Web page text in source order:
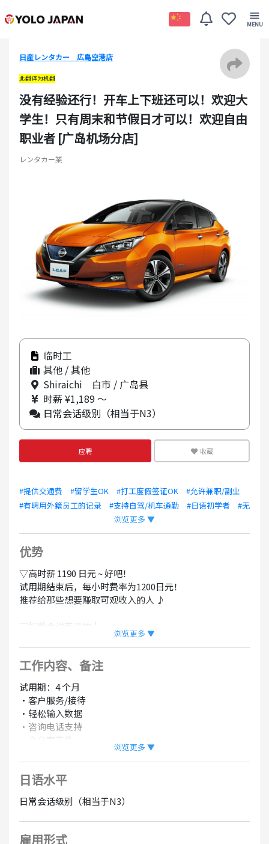
日産レンタカー 広島空港店
此翻译为机翻
没有经验还行！开车上下班还可以！欢迎大
学生！只有周末和节假日才可以！欢迎自由
职业者 [广岛机场分店]
レンタカー業
临时工
其他 / 其他
Shiraichi 白市 / 广岛县
时薪 ¥1,189 ～
日常会话级别（相当于N3）
应聘 收藏
#提供交通费 #留学生OK #打工度假签证OK
#允许兼职/副业
#有聘用外籍员工的记录
#支持自驾/机车通勤 #日语初学者
#无
浏览更多 ▼
优势
▽高时薪 1190 日元 ~ 好吧！
试用期结束后，每小时费率为1200日元！
推荐给那些想要赚取可观收入的人 ♪
▽招募会说英语的人
在某些情况下，我会在工作中使用英语！
你为什么不用英语来工作？
资深工作人员会温柔地教你，所以不用担心！
如果你有什么不明白的地方，请问 ☆
▽外国员工很活跃
美国工作人员目前很活跃！
[需要日本驾照]
客户服务、销售、一般办公室工作、咖啡馆和餐厅大厅的
工作人员以及便利店员工，也欢迎没有经验的人。当然，
浏览更多 ▼
工作内容、备注
试用期：4 个月
・客户服务/接待
・轻松输入数据
・咨询电话支持
・办公室工作
・将车辆移至其他商店或顾客
・洗车/操作前检查/汽车内饰清洁
※有内部着装要求※
指和指甲
浏览更多 ▼
日语水平
日常会话级别（相当于N3）
雇用形式